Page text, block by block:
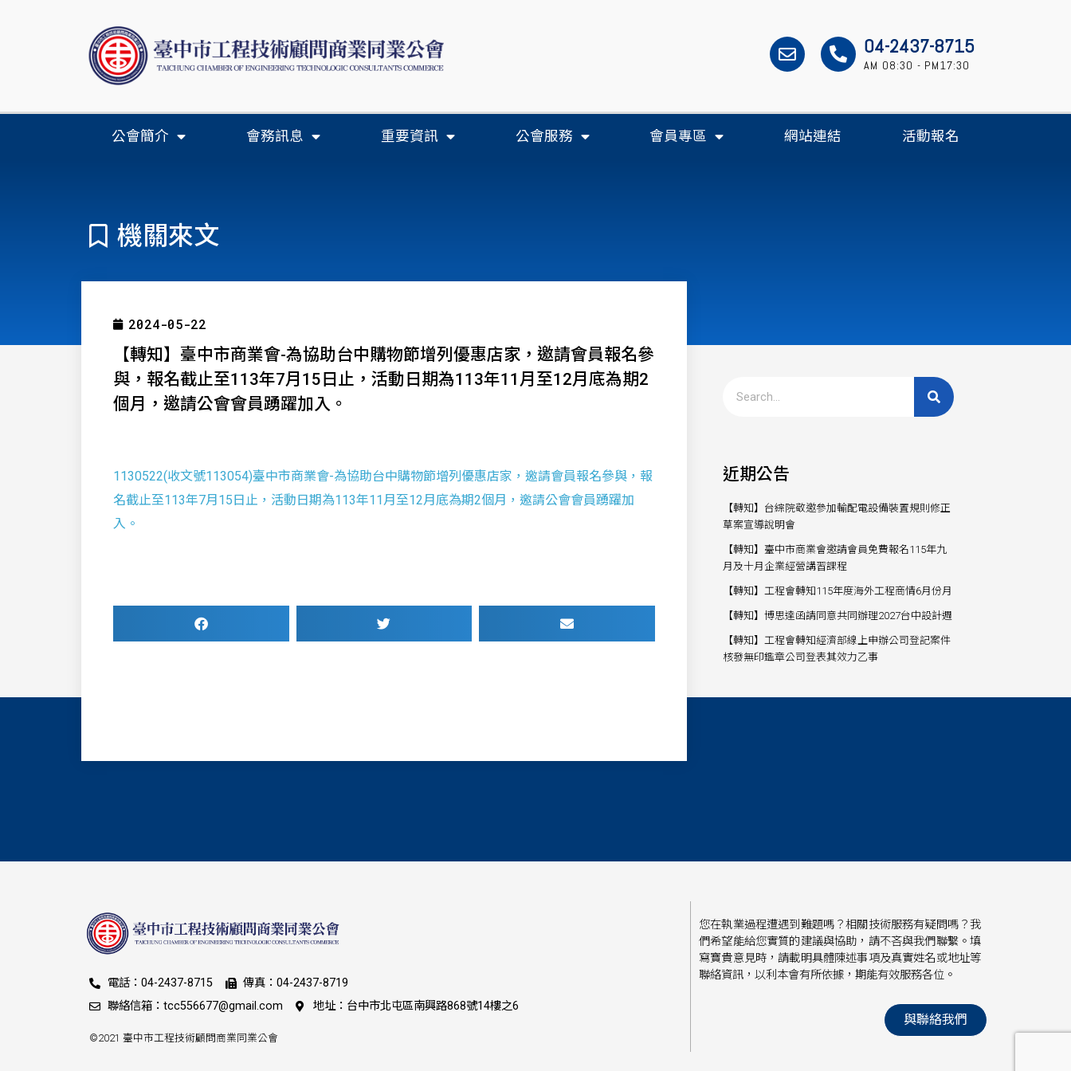
04-2437-8715
AM 08:30 - PM17:30
公會簡介 會務訊息 重要資訊 公會服務 會員專區 網站連結 活動報名
機關來文
2024-05-22
【轉知】臺中市商業會-為協助台中購物節增列優惠店家，邀請會員報名參
與，報名截止至113年7月15日止，活動日期為113年11月至12月底為期2
個月，邀請公會會員踴躍加入。
1130522(收文號113054)臺中市商業會-為協助台中購物節增列優惠店家，邀請會員報名參與，報
名截止至113年7月15日止，活動日期為113年11月至12月底為期2個月，邀請公會會員踴躍加
入。
近期公告
【轉知】台綜院敬邀參加輸配電設備裝置規則修正
草案宣導說明會
【轉知】臺中市商業會邀請會員免費報名115年九
月及十月企業經營講習課程
【轉知】工程會轉知115年度海外工程商情6月份月
【轉知】博思達函請同意共同辦理2027台中設計週
【轉知】工程會轉知經濟部線上申辦公司登記案件
核發無印鑑章公司登表其效力乙事
電話：04-2437-8715
傳真：04-2437-8719
聯絡信箱：tcc556677@gmail.com
地址：台中市北屯區南興路868號14樓之6
©2021 臺中市工程技術顧問商業同業公會
您在執業過程遭遇到難題嗎？相關技術服務有疑問嗎？我
們希望能給您實質的建議與協助，請不吝與我們聯繫。填
寫寶貴意見時，請載明具體陳述事項及真實姓名或地址等
聯絡資訊，以利本會有所依據，期能有效服務各位。
與聯絡我們